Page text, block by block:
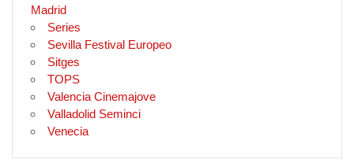
Madrid
Series
Sevilla Festival Europeo
Sitges
TOPS
Valencia Cinemajove
Valladolid Seminci
Venecia